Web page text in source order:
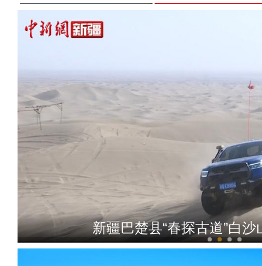
总投资68.96亿元 新疆疏附